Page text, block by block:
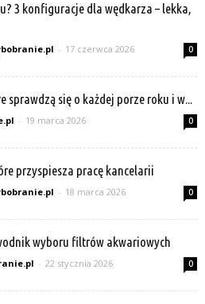
3 konfiguracje dla wędkarza – lekka,
- 17 czerwca 2026 0
sprawdzą się o każdej porze roku i w...
- 19 marca 2026 0
przyspiesza pracę kancelarii
- 18 marca 2026 0
wyboru filtrów akwariowych
- 22 stycznia 2026 0